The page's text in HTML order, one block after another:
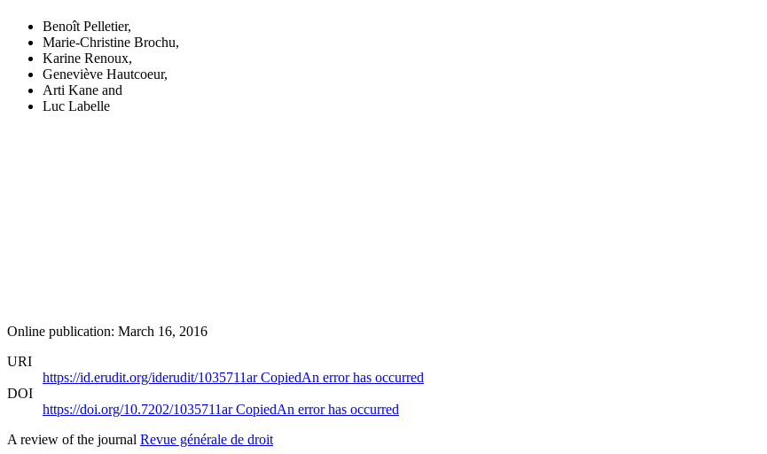
Benoît Pelletier,
Marie-Christine Brochu,
Karine Renoux,
Geneviève Hautcoeur,
Arti Kane and
Luc Labelle
Online publication: March 16, 2016
URI
https://id.erudit.org/iderudit/1035711arCopiedAn error has occurred
DOI
https://doi.org/10.7202/1035711arCopiedAn error has occurred
A review of the journal Revue générale de droit